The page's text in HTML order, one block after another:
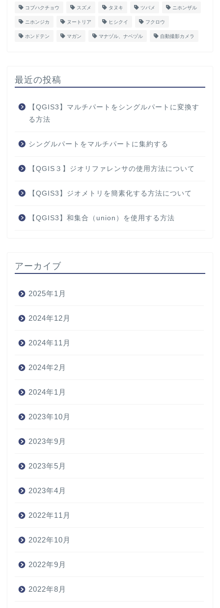
コブハクチョウ スズメ タヌキ ツバメ ニホンザル
ニホンジカ ヌートリア ヒシクイ フクロウ
ホンドテン マガン マナヅル、ナベヅル 自動撮影カメラ
最近の投稿
【QGIS3】マルチパートをシングルパートに変換す
る方法
シングルパートをマルチパートに集約する
【QGIS３】ジオリファレンサの使用方法について
【QGIS3】ジオメトリを簡素化する方法について
【QGIS3】和集合（union）を使用する方法
アーカイブ
2025年1月
2024年12月
2024年11月
2024年2月
2024年1月
2023年10月
2023年9月
2023年5月
2023年4月
2022年11月
2022年10月
2022年9月
2022年8月